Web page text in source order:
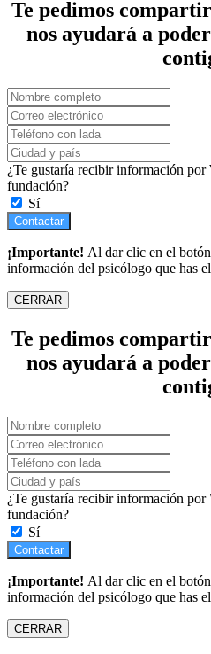
Te pedimos
nos ayudará a
¿Te gustaría recibir información
fundación?
Sí
Contactar
¡Importante! Al dar clic en el
información del psicólogo que has
CERRAR
Te pedimos
nos ayudará a
¿Te gustaría recibir información
fundación?
Sí
Contactar
¡Importante! Al dar clic en el
información del psicólogo que has
CERRAR